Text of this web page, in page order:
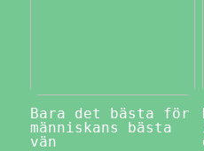
Bara det bästa för
människans bästa
vän